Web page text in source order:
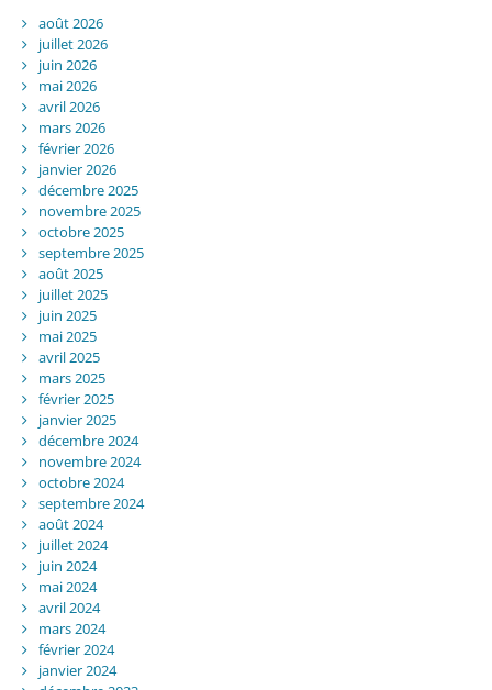
août 2026
juillet 2026
juin 2026
mai 2026
avril 2026
mars 2026
février 2026
janvier 2026
décembre 2025
novembre 2025
octobre 2025
septembre 2025
août 2025
juillet 2025
juin 2025
mai 2025
avril 2025
mars 2025
février 2025
janvier 2025
décembre 2024
novembre 2024
octobre 2024
septembre 2024
août 2024
juillet 2024
juin 2024
mai 2024
avril 2024
mars 2024
février 2024
janvier 2024